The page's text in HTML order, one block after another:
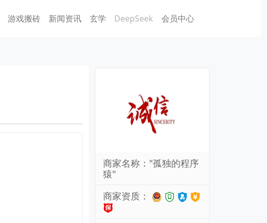
游戏搬砖 新闻资讯 玄学 DeepSeek 会员中心
商家名称："孤独的程序
猿"
商家资质：